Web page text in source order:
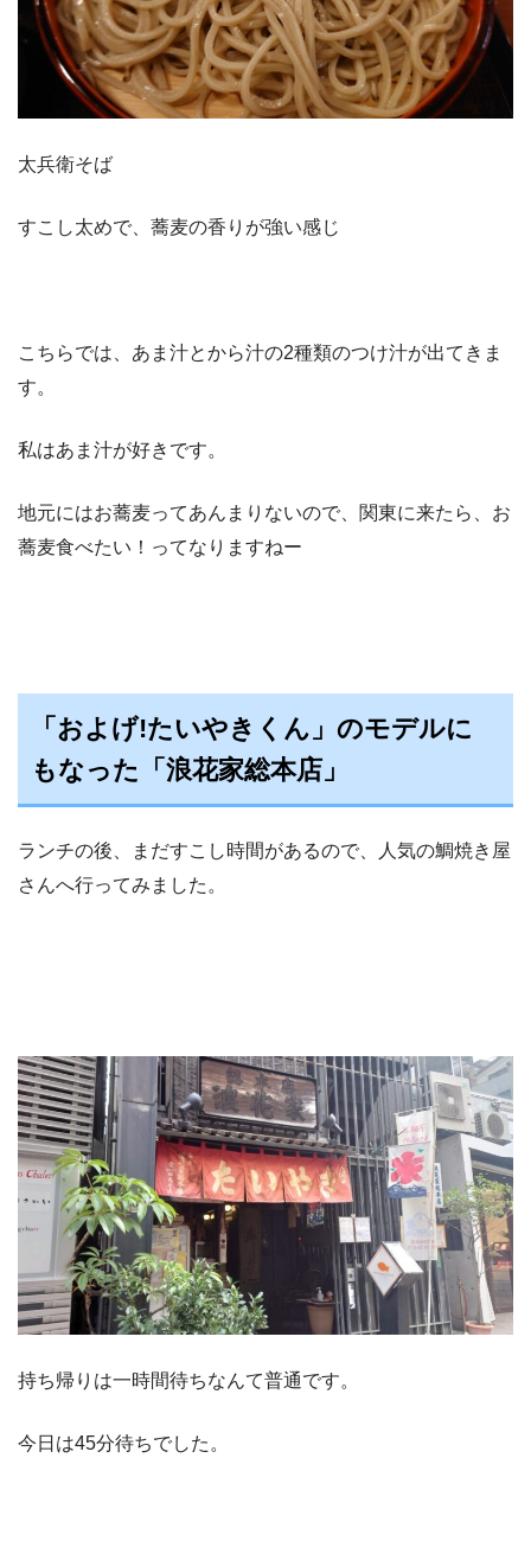
太兵衛そば
すこし太めで、蕎麦の香りが強い感じ
こちらでは、あま汁とから汁の2種類のつけ汁が出てきま
す。
私はあま汁が好きです。
地元にはお蕎麦ってあんまりないので、関東に来たら、お
蕎麦食べたい！ってなりますねー
「およげ!たいやきくん」のモデルに
もなった「浪花家総本店」
ランチの後、まだすこし時間があるので、人気の鯛焼き屋
さんへ行ってみました。
持ち帰りは一時間待ちなんて普通です。
今日は45分待ちでした。